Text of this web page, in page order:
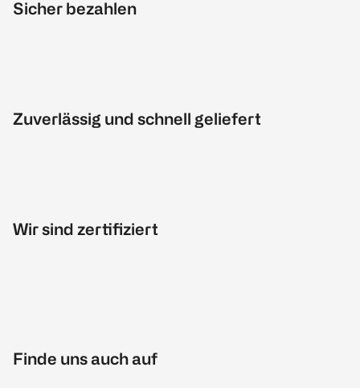
Sicher bezahlen
Zuverlässig und schnell geliefert
Wir sind zertifiziert
Finde uns auch auf